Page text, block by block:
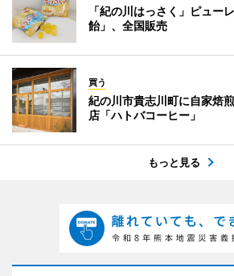
「紀の川はっさく」ピュー
飴」、全国販売
買う
紀の川市貴志川町に自家焙
店「ハトバコーヒー」
もっと見る